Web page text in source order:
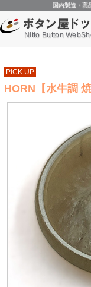
国内製造・
Nitto Button
PICK UP
HORN【水牛調